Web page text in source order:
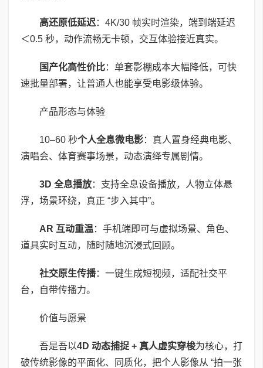
高还原低延迟：4K/30 帧实时渲染，端到端延迟
＜0.5 秒，动作流畅无卡顿，交互体验接近真实。
国产化高性价比：单套影棚成本大幅降低，可快
速批量部署，让普通人也能享受电影级体验。
产品形态与体验
10–60 秒个人全息微电影：真人置身经典电影、
演唱会、体育赛事场景，动态演绎专属剧情。
3D 全息播放：支持全息设备播放，人物立体悬
浮，场景环绕，真正 “步入其中”。
AR 互动重温 ：手机端即可与虚拟场景、角色、
道具实时互动，随时随地沉浸式回顾。
社交原生传播：一键生成短视频，适配社交平
台，自带传播力。
价值与愿景
吾是吾以4D 动态捕捉 + 真人虚实穿梭为核心，打
破传统影像的平面化、同质化，把个人影像从 “拍一张